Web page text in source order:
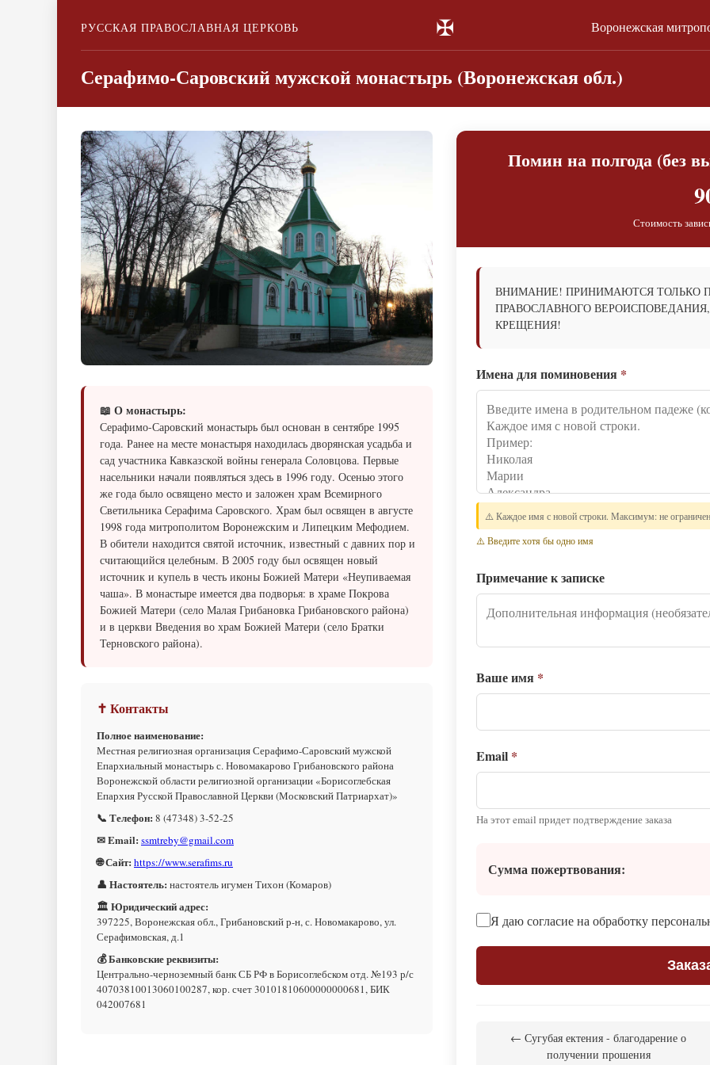
РУССКАЯ ПРАВОСЛАВНАЯ ЦЕРКОВЬ ✠ Воронежская
Серафимо-Саровский мужской монастырь (Воронежская обл.)
📖 О монастырь:
Серафимо-Саровский монастырь был основан в сентябре 1995
года. Ранее на месте монастыря находилась дворянская усадьба и
сад участника Кавказской войны генерала Соловцова. Первые
насельники начали появляться здесь в 1996 году. Осенью этого
же года было освящено место и заложен храм Всемирного
Светильника Серафима Саровского. Храм был освящен в августе
1998 года митрополитом Воронежским и Липецким Мефодием.
В обители находится святой источник, известный с давних пор и
считающийся целебным. В 2005 году был освящен новый
источник и купель в честь иконы Божией Матери «Неупиваемая
чаша». В монастыре имеется два подворья: в храме Покрова
Божией Матери (село Малая Грибановка Грибановского района)
и в церкви Введения во храм Божией Матери (село Братки
Терновского района).
✝ Контакты
Полное наименование:
Местная религиозная организация Серафимо-Саровский мужской
Епархиальный монастырь с. Новомакарово Грибановского района
Воронежской области религиозной организации «Борисоглебская
Епархия Русской Православной Церкви (Московский Патриархат)»
📞 Телефон: 8 (47348) 3-52-25
✉ Email: ssmtreby@gmail.com
🌐 Сайт: https://www.serafims.ru
👤 Настоятель: настоятель игумен Тихон (Комаров)
🏛 Юридический адрес:
397225, Воронежская обл., Грибановский р-н, с. Новомакарово, ул.
Серафимовская, д.1
💰 Банковские реквизиты:
Центрально-черноземный банк СБ РФ в Борисоглебском отд. №193 р/с
40703810013060100287, кор. счет 30101810600000000681, БИК
042007681
Помин на полгода (без
Стоимость
ВНИМАНИЕ! ПРИНИМАЮТСЯ ТОЛЬКО
ПРАВОСЛАВНОГО
КРЕЩЕНИЯ!
Имена для поминовения *
⚠️ Каждое имя с новой строки. Максимум: не
⚠️ Введите хотя бы одно имя
Примечание к записке
Ваше имя *
Email *
На этот email придет подтверждение заказа
Сумма пожертвования:
Я даю согласие на обработку
← Сугубая ектения - благодарение о
получении прошения